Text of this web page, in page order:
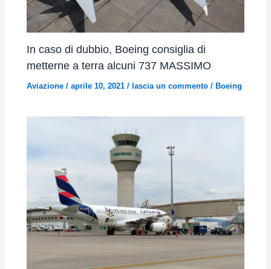
In caso di dubbio, Boeing consiglia di
metterne a terra alcuni 737 MASSIMO
Aviazione /aprile 10, 2021/ lascia un commento / Boeing